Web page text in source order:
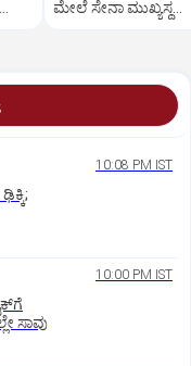
ಮೇಲೆ ಸೇನಾ ಮುಖ್ಯಸ್ಥ
10:08 PM IST
10:00 PM IST
ಸಾವು